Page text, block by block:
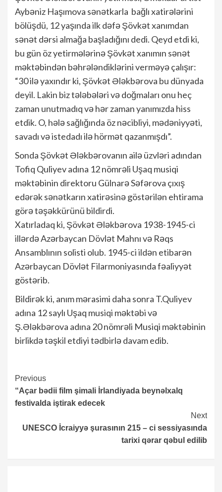
Aybəniz Haşımova sənətkarla bağlı xatirələrini
bölüşdü, 12 yaşında ilk dəfə Şövkət xanımdan
sənət dərsi almağa başladığını dedi. Qeyd etdi ki,
bu gün öz yetirmələrinə Şövkət xanımın sənət
məktəbindən bəhrələndiklərini verməyə çalışır:
“30 ilə yaxındır ki, Şövkət Ələkbərova bu dünyada
deyil. Lakin biz tələbələri və doğmaları onu heç
zaman unutmadıq və hər zaman yanımızda hiss
etdik. O, hələ sağlığında öz nəcibliyi, mədəniyyəti,
savadı və istedadı ilə hörmət qazanmışdı”.
Sonda Şövkət Ələkbərovanın ailə üzvləri adından
Tofiq Quliyev adına 12 nömrəli Uşaq musiqi
məktəbinin direktoru Gülnarə Səfərova çıxış
edərək sənətkarın xatirəsinə göstərilən ehtirama
görə təşəkkürünü bildirdi.
Xatırladaq ki, Şövkət Ələkbərova 1938-1945-ci
illərdə Azərbaycan Dövlət Mahnı və Rəqs
Ansamblının solisti olub. 1945-ci ildən etibarən
Azərbaycan Dövlət Filarmoniyasında fəaliyyət
göstərib.
Bildirək ki, anım mərasimi daha sonra T.Quliyev
adına 12 saylı Uşaq musiqi məktəbi və
Ş.Ələkbərova adına 20 nömrəli Musiqi məktəbinin
birlikdə təşkil etdiyi tədbirlə davam edib.
Continue
Reading
Previous
“Açar bədii film şimali İrlandiyada beynəlxalq
festivalda iştirak edecek
Next
UNESCO İcraiyyə şurasının 215 – ci sessiyasında
tarixi qərar qəbul edilib